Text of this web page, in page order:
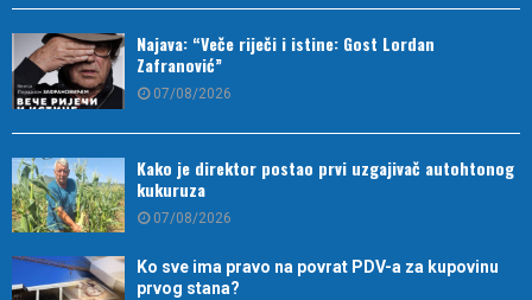
Najava: “Veče riječi i istine: Gost Lordan
Zafranović”
07/08/2026
Kako je direktor postao prvi uzgajivač autohtonog
kukuruza
07/08/2026
Ko sve ima pravo na povrat PDV-a za kupovinu
prvog stana?